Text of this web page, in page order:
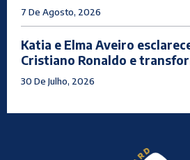
7 De Agosto, 2026
Katia e Elma Aveiro
Cristiano Ronaldo e
30 De Julho, 2026